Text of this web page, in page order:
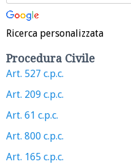
Ricerca personalizzata
Procedura Civile
Art. 527 c.p.c.
Art. 209 c.p.c.
Art. 61 c.p.c.
Art. 800 c.p.c.
Art. 165 c.p.c.